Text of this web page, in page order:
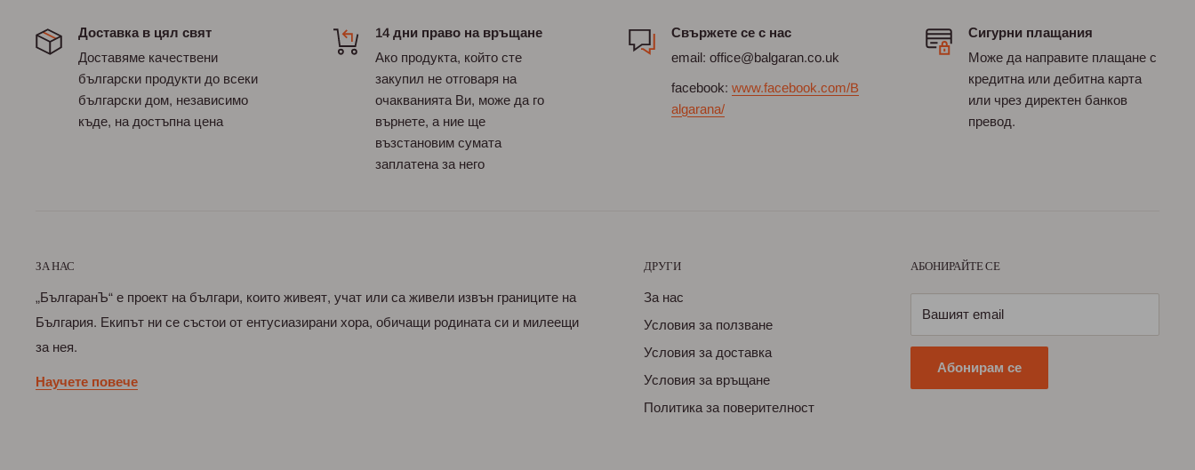
Доставка в цял свят
Доставяме качествени
български продукти до всеки
български дом, независимо
къде, на достъпна цена
14 дни право на връщане
Ако продукта, който сте
закупил не отговаря на
очакванията Ви, може да го
върнете, а ние ще
възстановим сумата
заплатена за него
Свържете се с нас
email: office@balgaran.co.uk
facebook: www.facebook.com/B
algarana/
Сигурни плащания
Може да направите плащане с
кредитна или дебитна карта
или чрез директен банков
превод.
ЗА НАС
„БългаранЪ“ е проект на българи, които живеят, учат или са живели извън границите на
България. Екипът ни се състои от ентусиазирани хора, обичащи родината си и милеещи
за нея.
Научете повече
ДРУГИ
За нас
Условия за ползване
Условия за доставка
Условия за връщане
Политика за поверителност
АБОНИРАЙТЕ СЕ
Вашият email
Абонирам се